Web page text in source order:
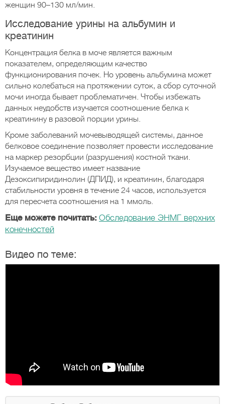
женщин 90–130 мл/мин.
Исследование урины на альбумин и
креатинин
Концентрация белка в моче является важным
показателем, определяющим качество
функционирования почек. Но уровень альбумина может
сильно колебаться на протяжении суток, а сбор суточной
мочи иногда бывает проблематичен. Чтобы избежать
данных неудобств изучается соотношение белка к
креатинину в разовой порции урины.
Кроме заболеваний мочевыводящей системы, данное
белковое соединение позволяет провести исследование
на маркер резорбции (разрушения) костной ткани.
Изучаемое вещество имеет название
Дезоксипиридинолин (ДПИД), и креатинин, благодаря
стабильности уровня в течение 24 часов, используется
для пересчета соотношения на 1 ммоль.
Еще можете почитать: Обследование ЭНМГ верхних
конечностей
Видео по теме: